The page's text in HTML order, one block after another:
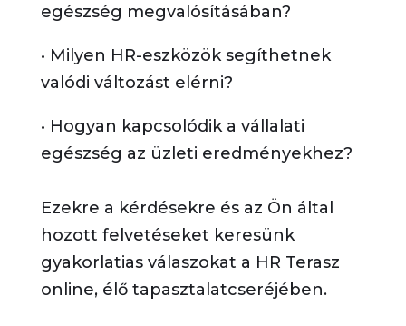
egészség megvalósításában?
• Milyen HR-eszközök segíthetnek
valódi változást elérni?
• Hogyan kapcsolódik a vállalati
egészség az üzleti eredményekhez?
Ezekre a kérdésekre és az Ön által
hozott felvetéseket keresünk
gyakorlatias válaszokat a HR Terasz
online, élő tapasztalatcseréjében.